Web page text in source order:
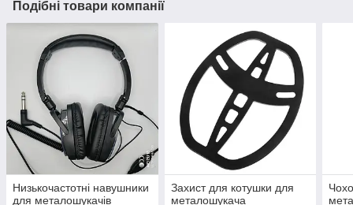
Подібні товари компанії
Низькочастотні навушники
для металошукачів
Захист для котушки для
металошукача